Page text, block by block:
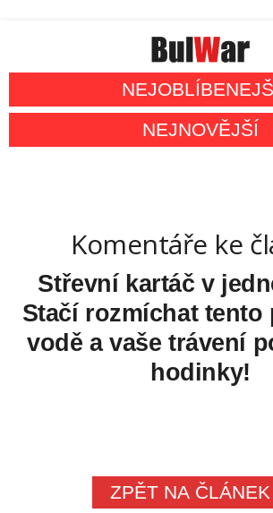
NEJNOVĚJŠÍ
Komentáře ke
Střevní kartáč v
Stačí rozmíchat tento
vodě a vaše trávení
hodinky!
ZPĚT NA